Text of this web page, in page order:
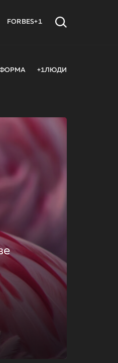
FORBES+1
+1ЛЮДИ